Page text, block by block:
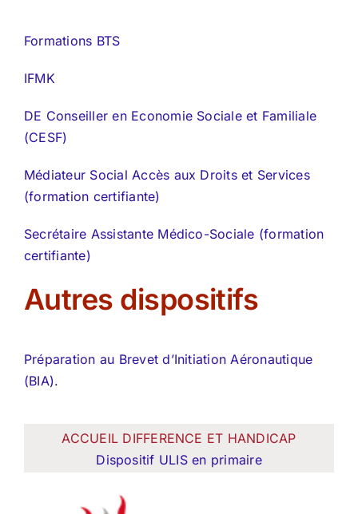
Formations BTS
IFMK
DE Conseiller en Economie Sociale et Familiale
(CESF)
Médiateur Social Accès aux Droits et Services
(formation certifiante)
Secrétaire Assistante Médico-Sociale (formation
certifiante)
Autres dispositifs
Préparation au Brevet d’Initiation Aéronautique
(BIA).
ACCUEIL DIFFERENCE ET HANDICAP
Dispositif ULIS en primaire